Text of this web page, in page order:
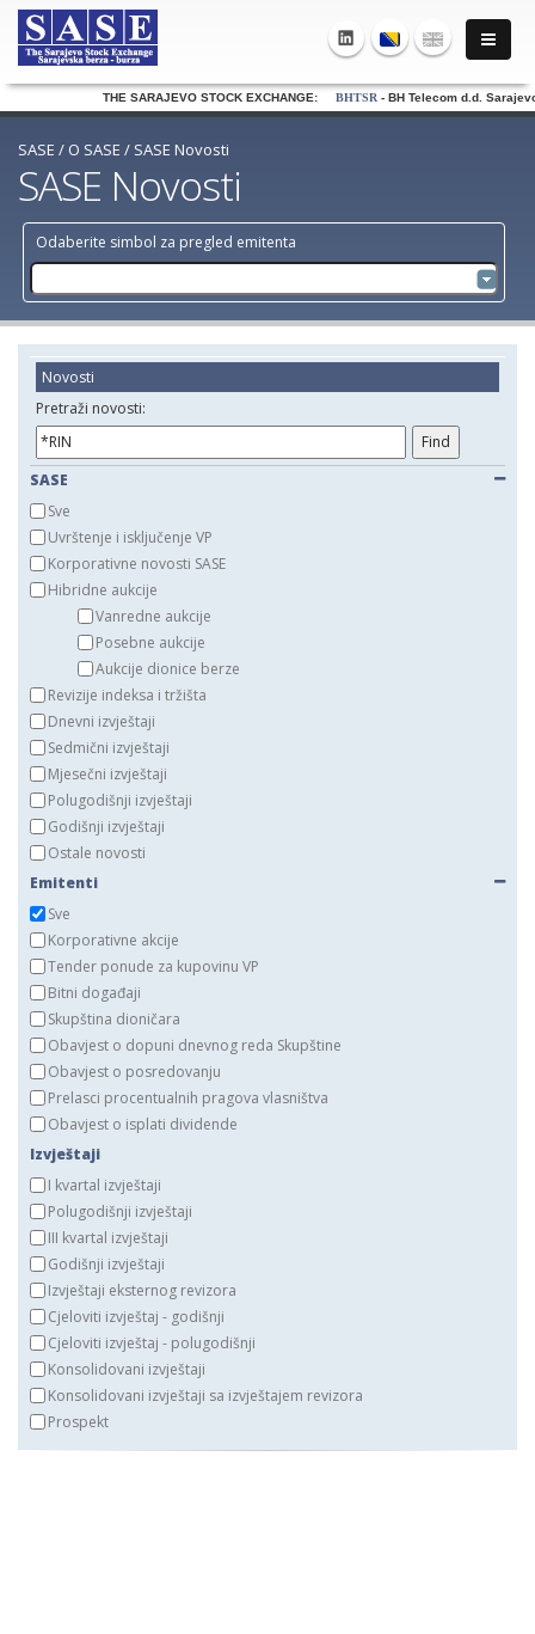
THE SARAJEVO STOCK EXCHANGE: BHTSR- BH Telecom d.d.
SASE / O SASE / SASE Novosti
Odaberite simbol za pregled emitenta
SASE Novosti
Novosti
Pretraži novosti:
SASE
Sve
Uvrštenje i isključenje VP
Korporativne novosti SASE
Hibridne aukcije
Vanredne aukcije
Posebne aukcije
Aukcije dionice berze
Revizije indeksa i tržišta
Dnevni izvještaji
Sedmični izvještaji
Mjesečni izvještaji
Polugodišnji izvještaji
Godišnji izvještaji
Ostale novosti
Emitenti
Sve
Korporativne akcije
Tender ponude za kupovinu VP
Bitni događaji
Skupština dioničara
Obavjest o dopuni dnevnog reda Skupštine
Obavjest o posredovanju
Prelasci procentualnih pragova vlasništva
Obavjest o isplati dividende
Izvještaji
I kvartal izvještaji
Polugodišnji izvještaji
III kvartal izvještaji
Godišnji izvještaji
Izvještaji eksternog revizora
Cjeloviti izvještaj - godišnji
Cjeloviti izvještaj - polugodišnji
Konsolidovani izvještaji
Konsolidovani izvještaji sa izvještajem revizora
Prospekt